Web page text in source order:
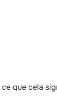
que cela